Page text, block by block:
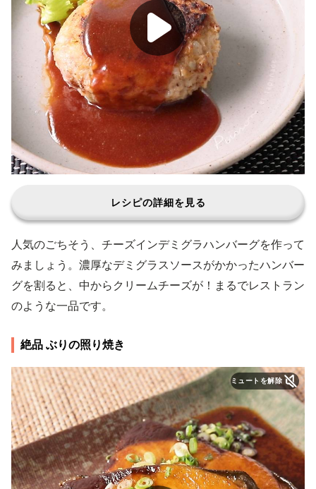
レシピの詳細を見る
人気のごちそう、チーズインデミグラハンバーグを作って
みましょう。濃厚なデミグラスソースがかかったハンバー
グを割ると、中からクリームチーズが！まるでレストラン
のような一品です。
絶品 ぶりの照り焼き
ミュートを解除